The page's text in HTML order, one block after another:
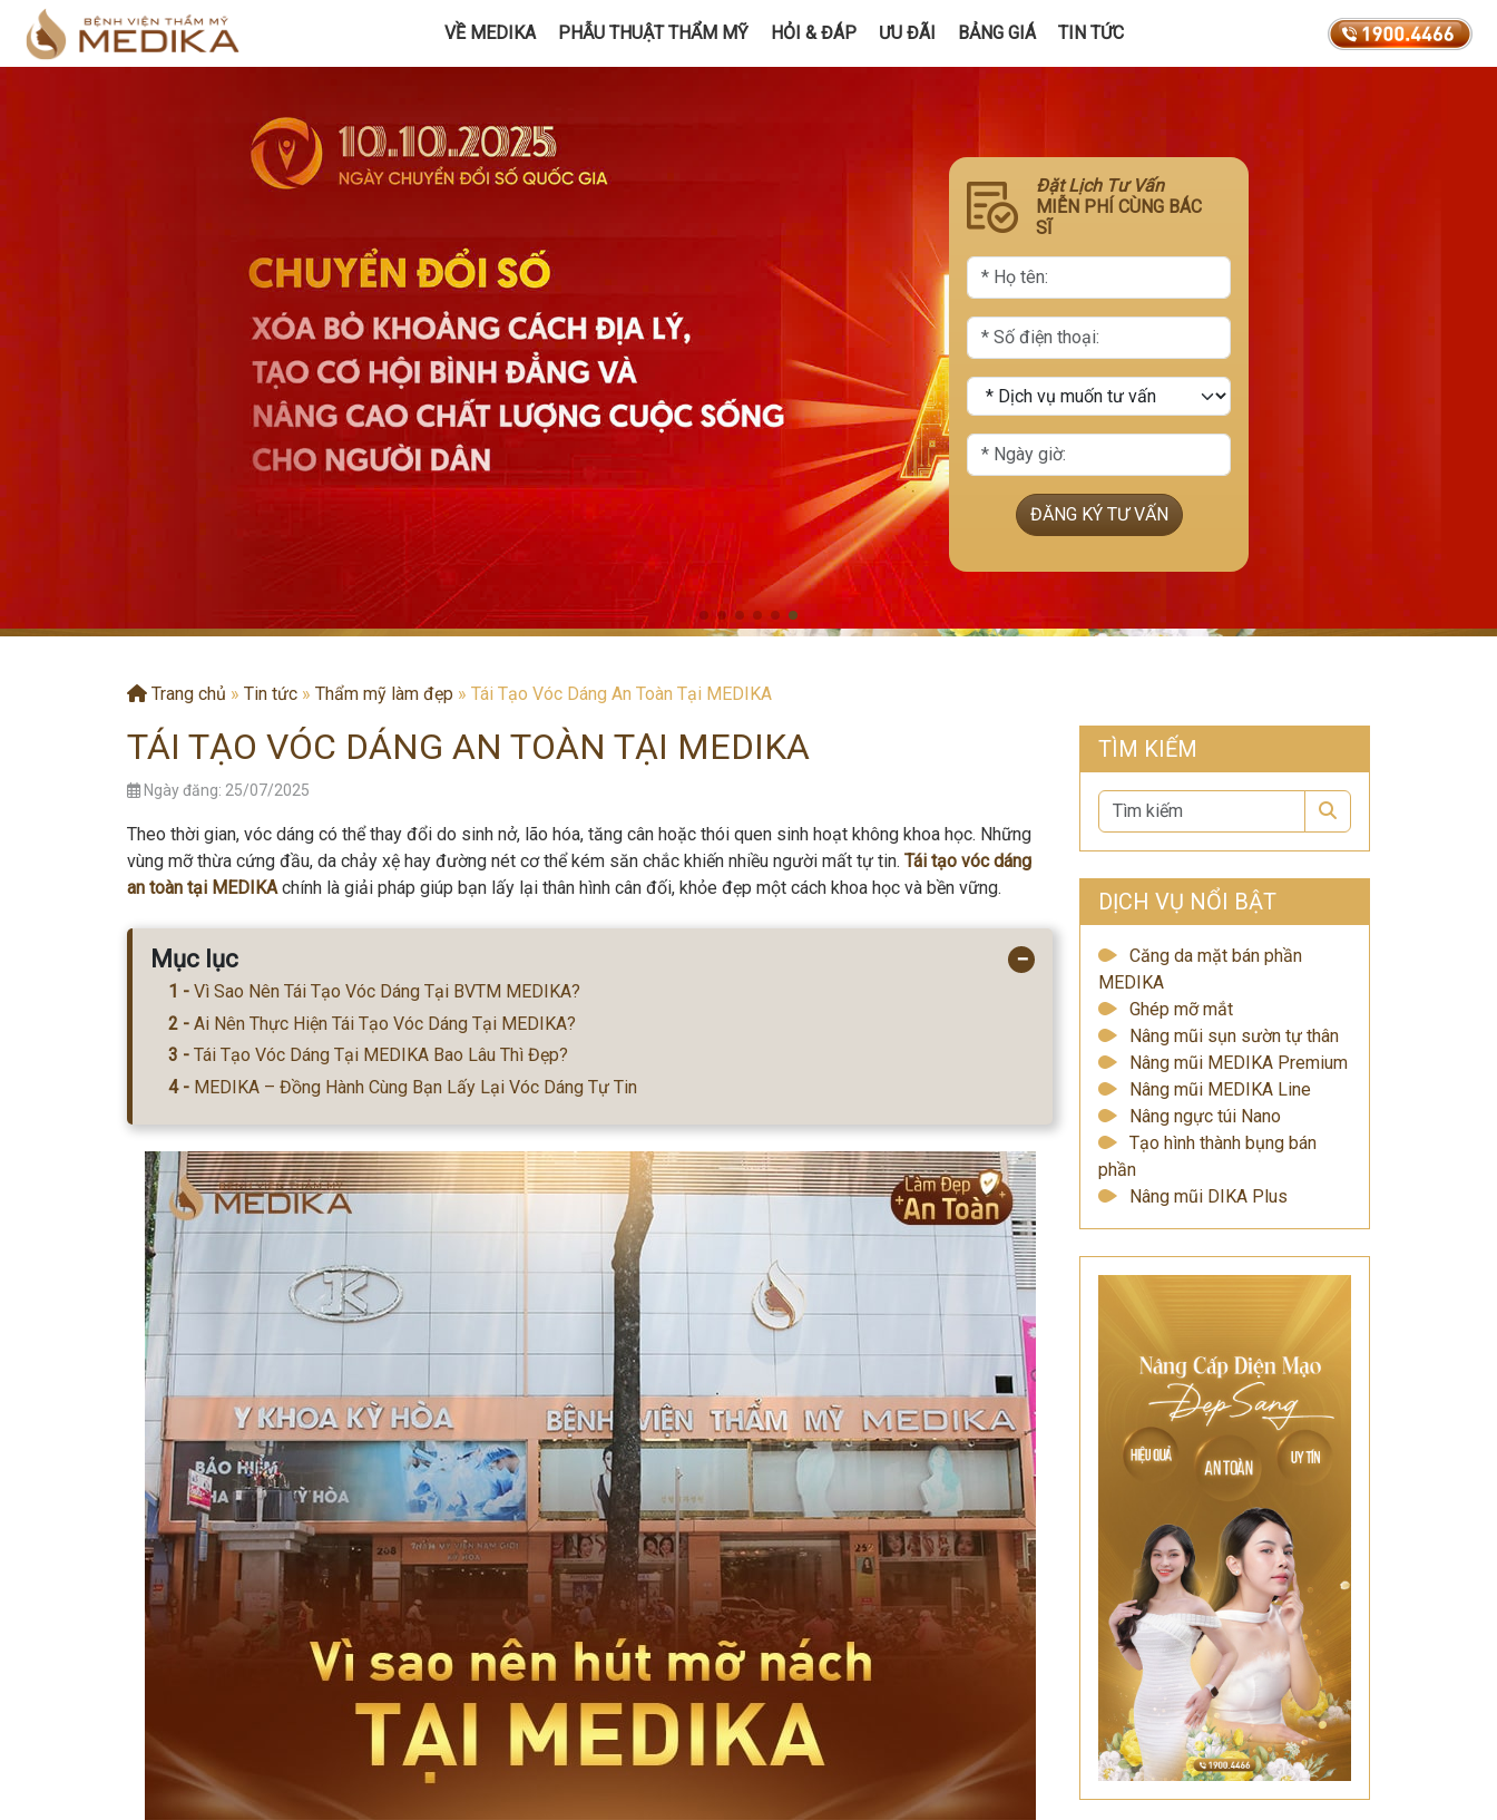
VỀ MEDIKA PHẪU THUẬT THẨM MỸ HỎI & ĐÁP ƯU ĐÃI BẢNG GIÁ TIN TỨC
Đặt Lịch Tư Vấn
MIỄN PHÍ CÙNG BÁC
SĨ
ĐĂNG KÝ TƯ VẤN
Trang chủ » Tin tức » Thẩm mỹ làm đẹp » Tái Tạo Vóc Dáng An Toàn Tại MEDIKA
TÁI TẠO VÓC DÁNG AN TOÀN TẠI MEDIKA
Ngày đăng: 25/07/2025
Theo thời gian, vóc dáng có thể thay đổi do sinh nở, lão hóa, tăng cân hoặc thói quen sinh hoạt không khoa học. Những
vùng mỡ thừa cứng đầu, da chảy xệ hay đường nét cơ thể kém săn chắc khiến nhiều người mất tự tin. Tái tạo vóc dáng
an toàn tại MEDIKAchính là giải pháp giúp bạn lấy lại thân hình cân đối, khỏe đẹp một cách khoa học và bền vững.
Mục lục −
Vì Sao Nên Tái Tạo Vóc Dáng Tại BVTM MEDIKA?
Ai Nên Thực Hiện Tái Tạo Vóc Dáng Tại MEDIKA?
Tái Tạo Vóc Dáng Tại MEDIKA Bao Lâu Thì Đẹp?
MEDIKA – Đồng Hành Cùng Bạn Lấy Lại Vóc Dáng Tự Tin
TÌM KIẾM
DỊCH VỤ NỔI BẬT
Căng da mặt bán phần
MEDIKA
Ghép mỡ mắt
Nâng mũi sụn sườn tự thân
Nâng mũi MEDIKA Premium
Nâng mũi MEDIKA Line
Nâng ngực túi Nano
Tạo hình thành bụng bán
phần
Nâng mũi DIKA Plus